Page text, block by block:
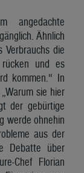
angedachte
Ähnlich
die
rücken und es
kommen.“ In
sie hier
der gebürtige
werde ohnehin
aus der
Debatte über
Chef Florian